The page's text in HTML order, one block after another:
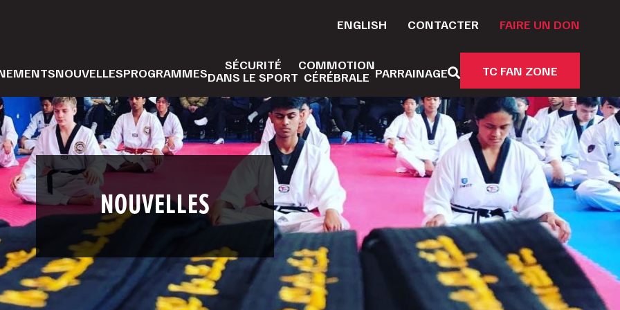
ENGLISH CONTACTER FAIRE UN DON
NOUVELLESPROGRAMMES
SÉCURITÉ
DANS LE SPORT
COMMOTION
CÉRÉBRALE PARRAINAGE TC FAN ZONE
NOUVELLES